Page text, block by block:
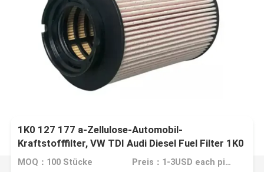
1K0 127 177 a-Zellulose-Automobil-
Kraftstofffilter, VW TDI Audi Diesel Fuel Filter 1K0
127 434
MOQ：100 Stücke Preis：1-3USD each piece